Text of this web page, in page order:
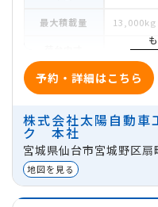
予約・詳細はこちら
1日プラン
55,000
最大積載量 13,000kg
車両寸法
地域 宮城県仙
貸出区分 法人
株式会社太陽自動車
ク 本社
宮城県仙台市宮城野区
地図を見る